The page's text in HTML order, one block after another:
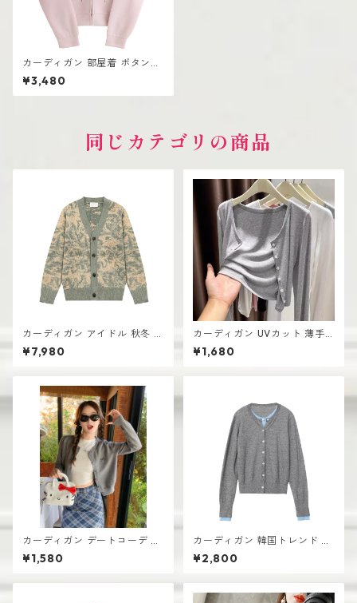
カーディガン 部屋着 ボタンな
し レディース 高見え シンプル
韓国風
¥3,480
同じカテゴリの商品
カーディガン アイドル 秋冬 新
作 おしゃれな ニット vネック
シングルボタン
¥7,980
カーディガン UVカット 薄手
レディース 透け感あり おしゃ
れ 韓国風
¥1,680
カーディガン デートコーデ シ
ョート丈 レディース 前開きデ
ザイン 韓国風 高見え
¥1,580
カーディガン 韓国トレンド レ
ディース ショート丈 前開きデ
ザイン 無地
¥2,800